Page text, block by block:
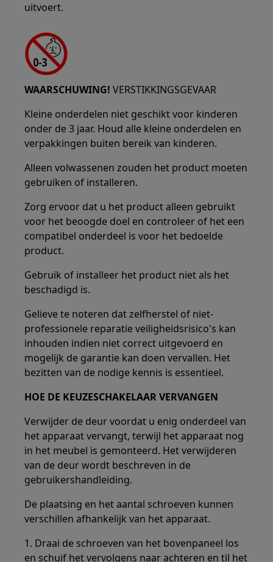
uitvoert.
WAARSCHUWING! VERSTIKKINGSGEVAAR
Kleine onderdelen niet geschikt voor kinderen
onder de 3 jaar. Houd alle kleine onderdelen en
verpakkingen buiten bereik van kinderen.
Alleen volwassenen zouden het product moeten
gebruiken of installeren.
Zorg ervoor dat u het product alleen gebruikt
voor het beoogde doel en controleer of het een
compatibel onderdeel is voor het bedoelde
product.
Gebruik of installeer het product niet als het
beschadigd is.
Gelieve te noteren dat zelfherstel of niet-
professionele reparatie veiligheidsrisico's kan
inhouden indien niet correct uitgevoerd en
mogelijk de garantie kan doen vervallen. Het
bezitten van de nodige kennis is essentieel.
HOE DE KEUZESCHAKELAAR VERVANGEN
Verwijder de deur voordat u enig onderdeel van
het apparaat vervangt, terwijl het apparaat nog
in het meubel is gemonteerd. Het verwijderen
van de deur wordt beschreven in de
gebruikershandleiding.
De plaatsing en het aantal schroeven kunnen
verschillen afhankelijk van het apparaat.
1. Draai de schroeven van het bovenpaneel los
en schuif het vervolgens naar achteren en til het